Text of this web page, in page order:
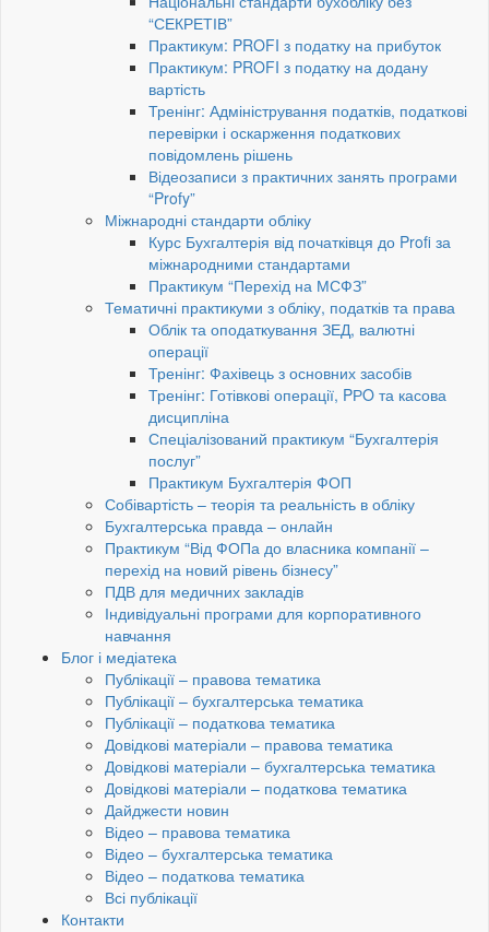
“СЕКРЕТІВ”
Практикум: PROFI з податку на прибуток
Практикум: PROFI з податку на додану
вартість
Тренінг: Адміністрування податків, податкові
перевірки і оскарження податкових
повідомлень рішень
Відеозаписи з практичних занять програми
“Profy”
Міжнародні стандарти обліку
Курс Бухгалтерія від початківця до Profi за
міжнародними стандартами
Практикум “Перехід на МСФЗ”
Тематичні практикуми з обліку, податків та права
Облік та оподаткування ЗЕД, валютні
операції
Тренінг: Фахівець з основних засобів
Тренінг: Готівкові операції, PРO та касова
дисципліна
Спеціалізований практикум “Бухгалтерія
послуг”
Практикум Бухгалтерія ФОП
Собівартість – теорія та реальність в обліку
Бухгалтерська правда – онлайн
Практикум “Від ФОПа до власника компанії –
перехід на новий рівень бізнесу”
ПДВ для медичних закладів
Індивідуальні програми для корпоративного
навчання
Блог і медіатека
Публікації – правова тематика
Публікації – бухгалтерська тематика
Публікації – податкова тематика
Довідкові матеріали – правова тематика
Довідкові матеріали – бухгалтерська тематика
Довідкові матеріали – податкова тематика
Дайджести новин
Відео – правова тематика
Відео – бухгалтерська тематика
Відео – податкова тематика
Всі публікації
Контакти